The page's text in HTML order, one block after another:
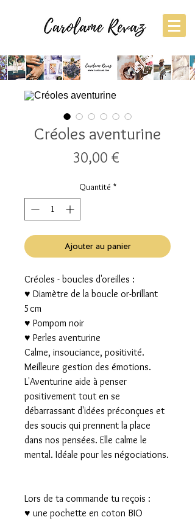
Créoles aventurine
30,00 €
Quantité *
Ajouter au panier
Créoles - boucles d'oreilles :
♥ Diamètre de la boucle or-brillant
5cm
♥ Pompom noir
♥ Perles aventurine
Calme, insouciance, positivité.
Meilleure gestion des émotions.
​L'Aventurine aide à penser
positivement tout en se
débarrassant d'idées préconçues et
des soucis qui prennent la place
dans nos pensées. Elle calme le
mental. Idéale pour les négociations.
Lors de ta commande tu reçois :
♥ une pochette en coton BIO